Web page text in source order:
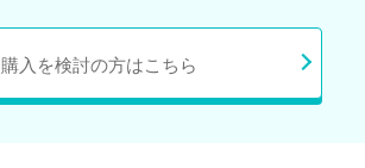
購入を検討の方はこちら